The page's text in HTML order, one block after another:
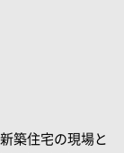
築住宅の現場と